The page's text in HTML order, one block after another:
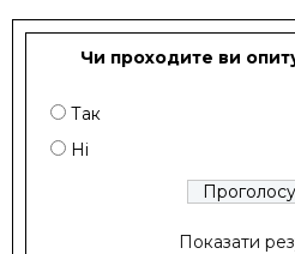
Чи проходите ви
Так
Ні
Показати